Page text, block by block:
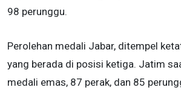
98 perunggu.
Perolehan medali Jabar, ditempel
yang berada di posisi ketiga. Jatim
medali emas, 87 perak, dan 85